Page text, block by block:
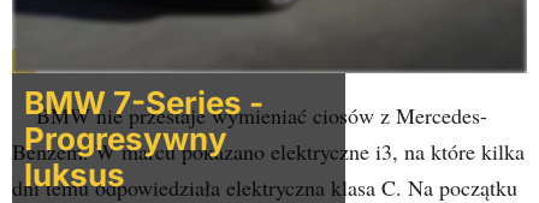
BMW 7-Series -
Progresywny
luksus
BMW nie przestaje wymieniać ciosów z Mercedes-
Benzem. W marcu pokazano elektryczne i3, na które kilka
dni temu odpowiedziała elektryczna klasa C. Na początku